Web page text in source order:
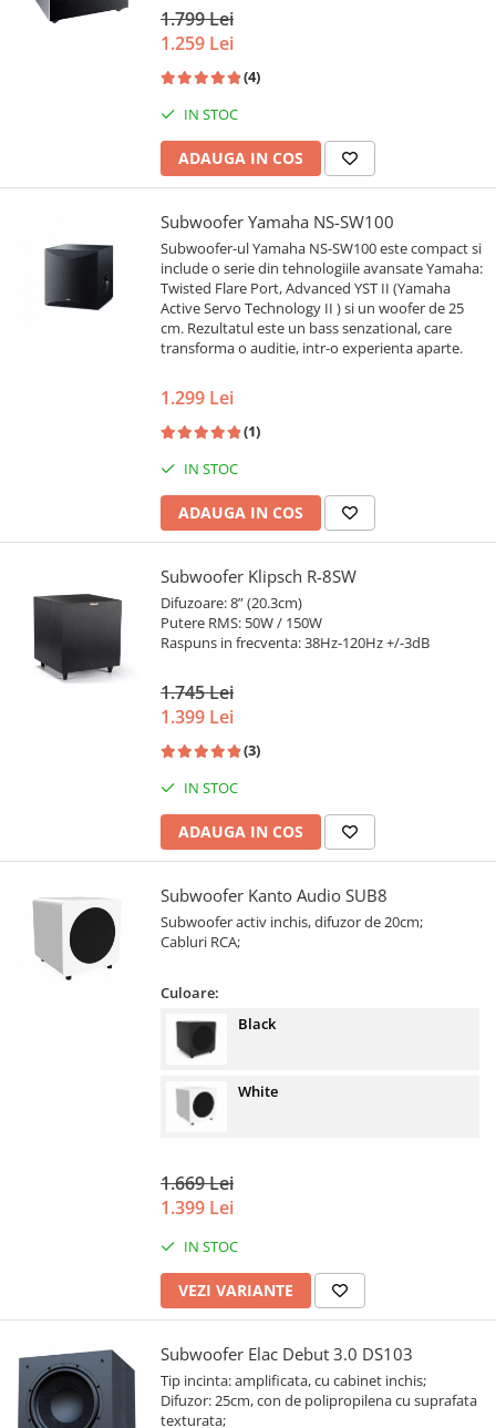
1.799 Lei
1.259 Lei
(4)
IN STOC
ADAUGA IN COS
Subwoofer Yamaha NS-SW100
Subwoofer-ul Yamaha NS-SW100 este compact si
include o serie din tehnologiile avansate Yamaha:
Twisted Flare Port, Advanced YST II (Yamaha
Active Servo Technology II ) si un woofer de 25
cm. Rezultatul este un bass senzational, care
transforma o auditie, intr-o experienta aparte.
1.299 Lei
(1)
IN STOC
ADAUGA IN COS
Subwoofer Klipsch R-8SW
Difuzoare: 8” (20.3cm)
Putere RMS: 50W / 150W
Raspuns in frecventa: 38Hz-120Hz +/-3dB
1.745 Lei
1.399 Lei
(3)
IN STOC
ADAUGA IN COS
Subwoofer Kanto Audio SUB8
Subwoofer activ inchis, difuzor de 20cm;
Cabluri RCA;
Culoare:
Black
White
1.669 Lei
1.399 Lei
IN STOC
VEZI VARIANTE
Subwoofer Elac Debut 3.0 DS103
Tip incinta: amplificata, cu cabinet inchis;
Difuzor: 25cm, con de polipropilena cu suprafata
texturata;